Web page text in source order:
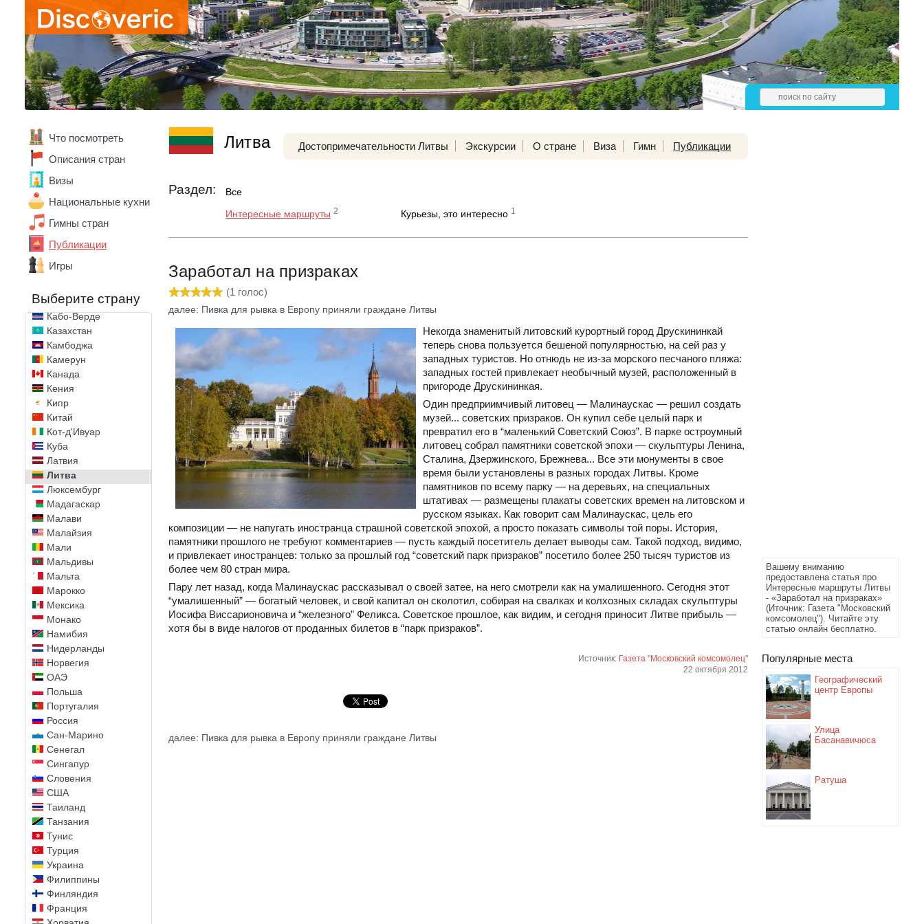
Что посмотреть
Описания стран
Визы
Национальные кухни
Гимны стран
Публикации
Игры
Выберите страну
Вьетнам
Габон
Германия
Гонконг
Греция
Грузия
Доминикана
Египет
Зимбабве
Израиль
Индонезия
Иордания
Исландия
Италия
Кабо-Верде
Казахстан
Камбоджа
Камерун
Канада
Кения
Кипр
Китай
Кот-д'Ивуар
Куба
Латвия
Литва
Люксембург
Мадагаскар
Малави
Малайзия
Мали
Мальдивы
Мальта
Марокко
Мексика
Монако
Намибия
Нидерланды
Норвегия
ОАЭ
Польша
Португалия
Россия
Сан-Марино
Сенегал
Сингапур
Словения
США
Таиланд
Танзания
Тунис
Турция
Украина
Филиппины
Финляндия
Франция
Вашему вниманию
предоставлена статья про
Интересные маршруты Литвы
- «Заработал на призраках»
(Иточник: Газета "Московский
комсомолец"). Читайте эту
статью онлайн бесплатно.
Популярные места
Географический
центр Европы
Улица
Басанавичюса
Ратуша
Литва Достопримечательности Литвы Экскурсии О стране Виза Гимн Публикации
Раздел: Все
Интересные маршруты 2 Курьезы, это интересно 1
Заработал на призраках
(1 голос)
далее: Пивка для рывка в Европу приняли граждане Литвы
Некогда знаменитый литовский курортный город Друскининкай
теперь снова пользуется бешеной популярностью, на сей раз у
западных туристов. Но отнюдь не из-за морского песчаного пляжа:
западных гостей привлекает необычный музей, расположенный в
пригороде Друскининкая.
Один предприимчивый литовец — Малинаускас — решил создать
музей... советских призраков. Он купил себе целый парк и
превратил его в “маленький Советский Союз”. В парке остроумный
литовец собрал памятники советской эпохи — скульптуры Ленина,
Сталина, Дзержинского, Брежнева... Все эти монументы в свое
время были установлены в разных городах Литвы. Кроме
памятников по всему парку — на деревьях, на специальных
штативах — размещены плакаты советских времен на литовском и
русском языках. Как говорит сам Малинаускас, цель его
композиции — не напугать иностранца страшной советской эпохой, а просто показать символы той поры. История,
памятники прошлого не требуют комментариев — пусть каждый посетитель делает выводы сам. Такой подход, видимо,
и привлекает иностранцев: только за прошлый год “советский парк призраков” посетило более 250 тысяч туристов из
более чем 80 стран мира.
Пару лет назад, когда Малинаускас рассказывал о своей затее, на него смотрели как на умалишенного. Сегодня этот
“умалишенный” — богатый человек, и свой капитал он сколотил, собирая на свалках и колхозных складах скульптуры
Иосифа Виссарионовича и “железного” Феликса. Советское прошлое, как видим, и сегодня приносит Литве прибыль —
хотя бы в виде налогов от проданных билетов в “парк призраков”.
Источник: Газета "Московский комсомолец"
22 октября 2012
далее: Пивка для рывка в Европу приняли граждане Литвы